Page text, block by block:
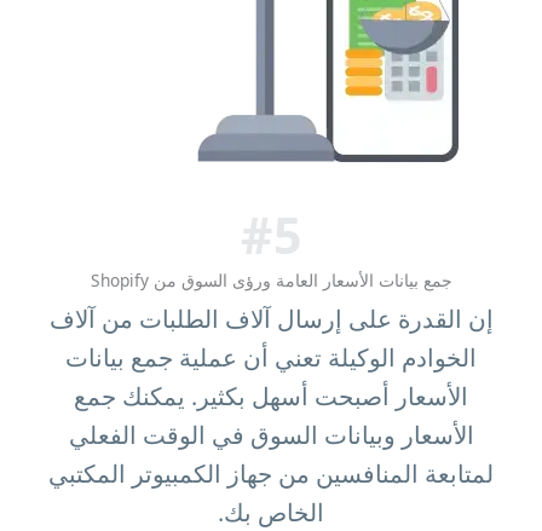
#5
جمع بيانات الأسعار العامة ورؤى السوق من Shopify
إن القدرة على إرسال آلاف الطلبات من آلاف
الخوادم الوكيلة تعني أن عملية جمع بيانات
الأسعار أصبحت أسهل بكثير. يمكنك جمع
الأسعار وبيانات السوق في الوقت الفعلي
لمتابعة المنافسين من جهاز الكمبيوتر المكتبي
الخاص بك.